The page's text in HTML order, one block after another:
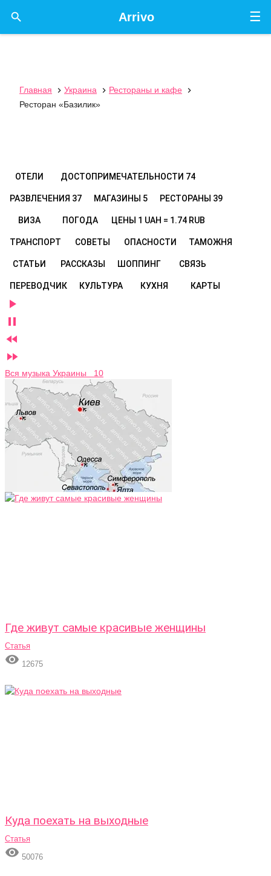
☰
Arrivo

Главная  Украина  Рестораны и кафе

Ресторан «Базилик»
ОТЕЛИ ДОСТОПРИМЕЧАТЕЛЬНОСТИ 74
РАЗВЛЕЧЕНИЯ 37 МАГАЗИНЫ 5 РЕСТОРАНЫ 39
ВИЗА ПОГОДА ЦЕНЫ 1 UAH = 1.74 RUB
ТРАНСПОРТ СОВЕТЫ ОПАСНОСТИ ТАМОЖНЯ
СТАТЬИ РАССКАЗЫ ШОППИНГ СВЯЗЬ
ПЕРЕВОДЧИК КУЛЬТУРА КУХНЯ КАРТЫ




Вся музыка Украины 10
Где живут самые красивые женщины
Статья
 12675
Куда поехать на выходные
Статья
 50076